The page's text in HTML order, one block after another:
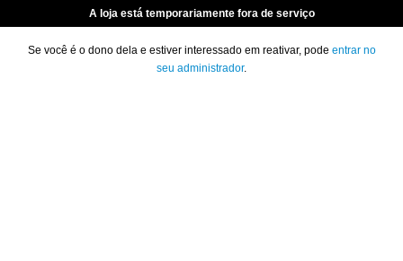
A loja está temporariamente fora de serviço
Se você é o dono dela e estiver interessado em reativar, pode entrar no
seu administrador.